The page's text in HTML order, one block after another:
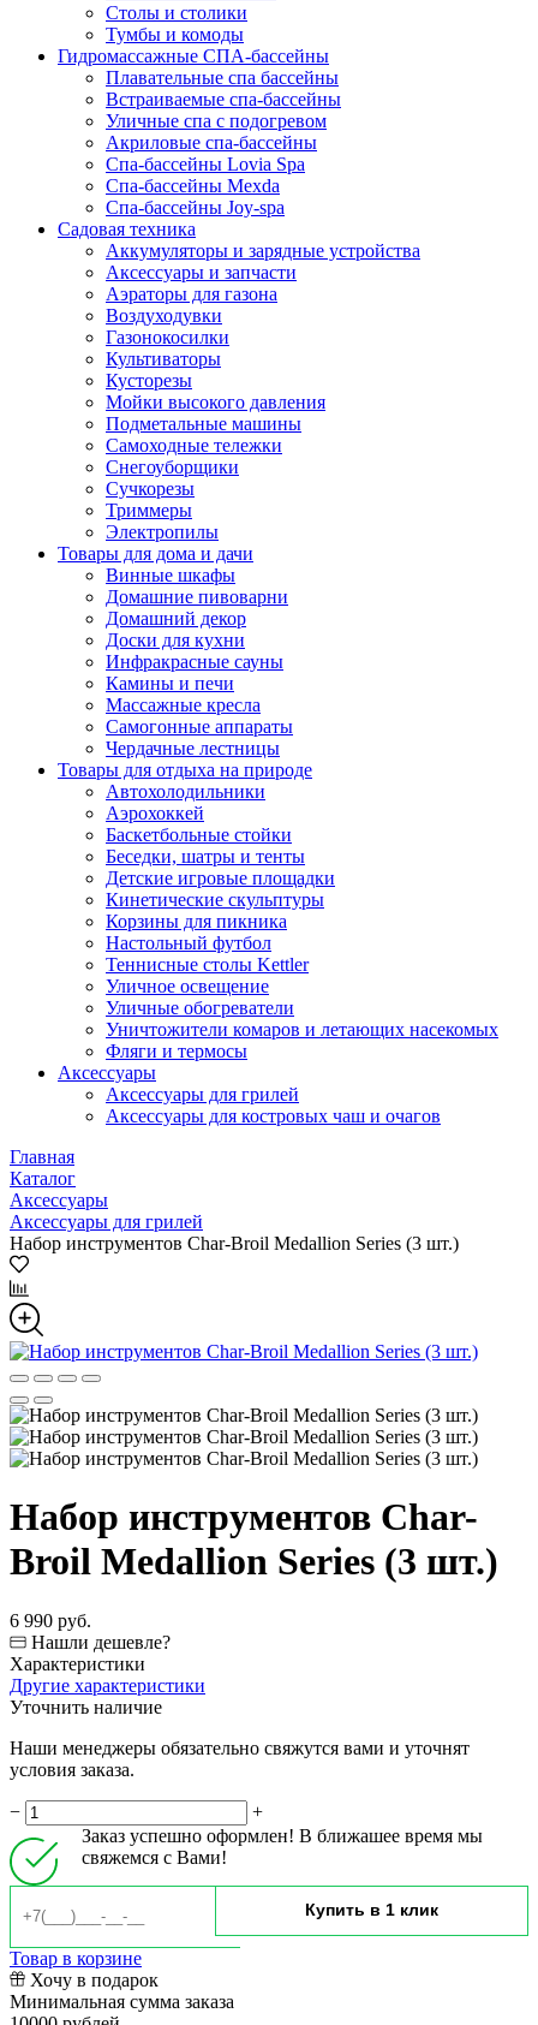
Столы и столики
Тумбы и комоды
Гидромассажные СПА-бассейны
Плавательные спа бассейны
Встраиваемые спа-бассейны
Уличные спа с подогревом
Акриловые спа-бассейны
Спа-бассейны Lovia Spa
Спа-бассейны Mexda
Спа-бассейны Joy-spa
Садовая техника
Аккумуляторы и зарядные устройства
Аксессуары и запчасти
Аэраторы для газона
Воздуходувки
Газонокосилки
Культиваторы
Кусторезы
Мойки высокого давления
Подметальные машины
Самоходные тележки
Снегоуборщики
Сучкорезы
Триммеры
Электропилы
Товары для дома и дачи
Винные шкафы
Домашние пивоварни
Домашний декор
Доски для кухни
Инфракрасные сауны
Камины и печи
Массажные кресла
Самогонные аппараты
Чердачные лестницы
Товары для отдыха на природе
Автохолодильники
Аэрохоккей
Баскетбольные стойки
Беседки, шатры и тенты
Детские игровые площадки
Кинетические скульптуры
Корзины для пикника
Настольный футбол
Теннисные столы Kettler
Уличное освещение
Уличные обогреватели
Уничтожители комаров и летающих насекомых
Фляги и термосы
Аксессуары
Аксессуары для грилей
Аксессуары для костровых чаш и очагов
Главная
Каталог
Аксессуары
Аксессуары для грилей
Набор инструментов Char-Broil Medallion Series (3 шт.)
Набор инструментов Char-
Broil Medallion Series (3 шт.)
6 990 руб.
Нашли дешевле?
Характеристики
Другие характеристики
Уточнить наличие
Наши менеджеры обязательно свяжутся вами и уточнят
условия заказа.
−
+
Заказ успешно оформлен! В ближашее время мы
свяжемся с Вами!
Товар в корзине
Хочу в подарок
Минимальная сумма заказа